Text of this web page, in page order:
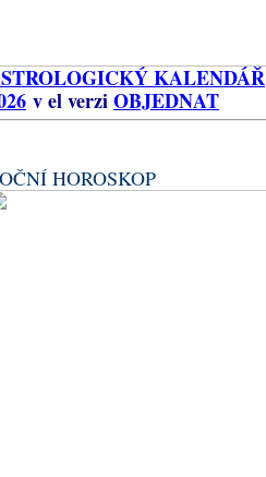
KALENDÁŘ
v el verziOBJEDNAT
HOROSKOP